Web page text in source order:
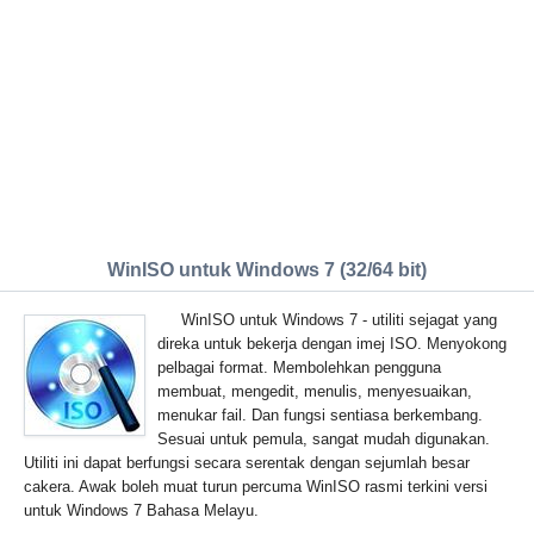
WinISO untuk Windows 7 (32/64 bit)
WinISO untuk Windows 7 - utiliti sejagat yang
direka untuk bekerja dengan imej ISO. Menyokong
pelbagai format. Membolehkan pengguna
membuat, mengedit, menulis, menyesuaikan,
menukar fail. Dan fungsi sentiasa berkembang.
Sesuai untuk pemula, sangat mudah digunakan.
Utiliti ini dapat berfungsi secara serentak dengan sejumlah besar
cakera. Awak boleh muat turun percuma WinISO rasmi terkini versi
untuk Windows 7 Bahasa Melayu.